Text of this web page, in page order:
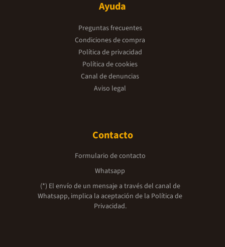
Ayuda
Preguntas frecuentes
Condiciones de compra
Política de privacidad
Política de cookies
Canal de denuncias
Aviso legal
Contacto
Formulario de contacto
Whatsapp
(*) El envío de un mensaje a través del canal de
Whatsapp, implica la aceptación de la Política de
Privacidad.